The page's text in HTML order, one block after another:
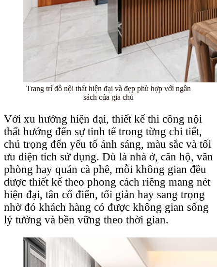
Trang trí đồ nội thất hiện đại và đẹp phù hợp với ngân
sách của gia chủ
Với xu hướng hiện đại, thiết kế thi công nội
thất hướng đến sự tinh tế trong từng chi tiết,
chú trọng đến yếu tố ánh sáng, màu sắc và tối
ưu diện tích sử dụng. Dù là nhà ở, căn hộ, văn
phòng hay quán cà phê, mỗi không gian đều
được thiết kế theo phong cách riêng mang nét
hiện đại, tân cổ điển, tối giản hay sang trọng
nhờ đó khách hàng có được không gian sống
lý tưởng và bền vững theo thời gian.